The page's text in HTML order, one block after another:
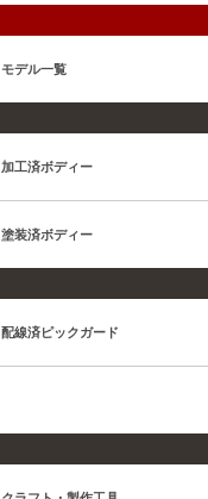
モデル一覧
加工済ボディー
塗装済ボディー
配線済ピックガード